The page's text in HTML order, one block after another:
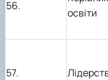
56.
освіти
57.